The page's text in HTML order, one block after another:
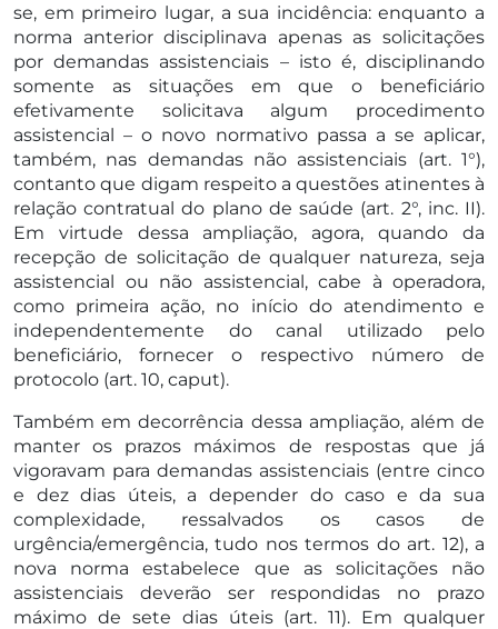
se, em primeiro lugar, a sua incidência: enquanto a
norma anterior disciplinava apenas as solicitações
por demandas assistenciais – isto é, disciplinando
somente as situações em que o beneficiário
efetivamente solicitava algum procedimento
assistencial – o novo normativo passa a se aplicar,
também, nas demandas não assistenciais (art. 1°),
contanto que digam respeito a questões atinentes à
relação contratual do plano de saúde (art. 2°, inc. II).
Em virtude dessa ampliação, agora, quando da
recepção de solicitação de qualquer natureza, seja
assistencial ou não assistencial, cabe à operadora,
como primeira ação, no início do atendimento e
independentemente do canal utilizado pelo
beneficiário, fornecer o respectivo número de
protocolo (art. 10, caput).
Também em decorrência dessa ampliação, além de
manter os prazos máximos de respostas que já
vigoravam para demandas assistenciais (entre cinco
e dez dias úteis, a depender do caso e da sua
complexidade, ressalvados os casos de
urgência/emergência, tudo nos termos do art. 12), a
nova norma estabelece que as solicitações não
assistenciais deverão ser respondidas no prazo
máximo de sete dias úteis (art. 11). Em qualquer